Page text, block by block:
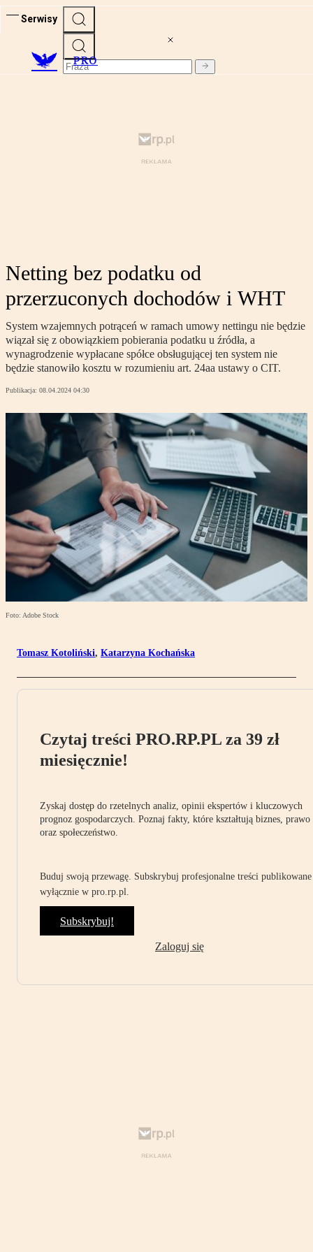
Serwisy
PRO
Netting bez podatku od
przerzuconych dochodów i WHT
System wzajemnych potrąceń w ramach umowy nettingu nie będzie
wiązał się z obowiązkiem pobierania podatku u źródła, a
wynagrodzenie wypłacane spółce obsługującej ten system nie
będzie stanowiło kosztu w rozumieniu art. 24aa ustawy o CIT.
Publikacja: 08.04.2024 04:30
Foto: Adobe Stock
Tomasz Kotoliński, Katarzyna Kochańska
Czytaj treści PRO.RP.PL za 39 zł
miesięcznie!
Zyskaj dostęp do rzetelnych analiz, opinii ekspertów i kluczowych
prognoz gospodarczych. Poznaj fakty, które kształtują biznes, prawo
oraz społeczeństwo.
Buduj swoją przewagę. Subskrybuj profesjonalne treści publikowane
wyłącznie w pro.rp.pl.
Subskrybuj!
Zaloguj się